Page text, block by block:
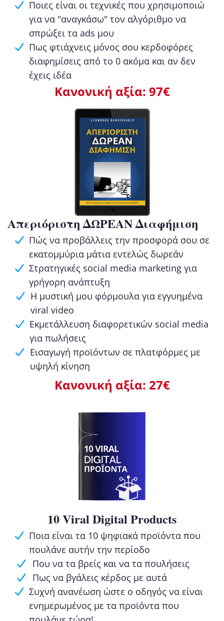
Ποιες είναι οι τεχνικές που χρησιμοποιώ
για να "αναγκάσω" τον αλγόριθμο να
σπρώξει τα ads μου
Πως φτιάχνεις μόνος σου κερδοφόρες
διαφημίσεις από το 0 ακόμα και αν δεν
έχεις ιδέα
Κανονική αξία: 97€
Απεριόριστη ΔΩΡΕΑΝ Διαφήμιση
Πώς να προβάλλεις την προσφορά σου σε
εκατομμύρια μάτια εντελώς δωρεάν
Στρατηγικές social media marketing για
γρήγορη ανάπτυξη
Η μυστική μου φόρμουλα για εγγυημένα
viral video
Εκμετάλλευση διαφορετικών social media
για πωλήσεις
Εισαγωγή προϊόντων σε πλατφόρμες με
υψηλή κίνηση
Κανονική αξία: 27€
10 Viral Digital Products
Ποια είναι τα 10 ψηφιακά προϊόντα που
πουλάνε αυτήν την περίοδο
Που να τα βρείς και να τα πουλήσεις
Πως να βγάλεις κέρδος με αυτά
Συχνή ανανέωση ώστε ο οδηγός να είναι
ενημερωμένος με τα προϊόντα που